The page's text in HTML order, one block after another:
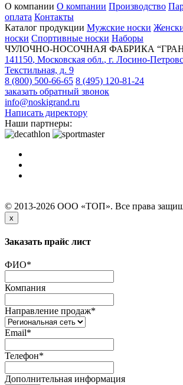
О компании О компании Производство
оплата Контакты
Каталог продукции Мужские носки
носки Спортивные носки Наборы
ЧУЛОЧНО-НОСОЧНАЯ ФАБРИКА
141150, Московская обл., г. Лосино-
Текстильная, д. 9
8 (800) 500-66-65 8 (495) 120-81-24
заказать обратный звонок
info@noskigrand.ru
Написать директору
Наши партнеры:
© 2013-2026 ООО «ТОП». Все права
x
Заказать прайс лист
ФИО*
Компания
Направление продаж*
Email*
Телефон*
Дополнительная информация